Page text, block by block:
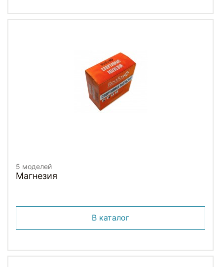
5 моделей
Магнезия
В каталог